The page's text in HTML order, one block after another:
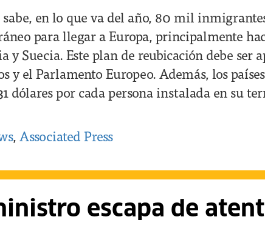
sabe, en lo que va del año, 80 mil
para llegar a Europa, principalmente
y Suecia. Este plan de reubicación debe ser
y el Parlamento Europeo. Además, los
dólares por cada persona instalada en su
, Associated Press
escapa de